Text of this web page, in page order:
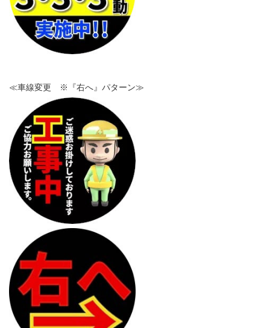
≪車線変更 ※『右へ』パターン≫